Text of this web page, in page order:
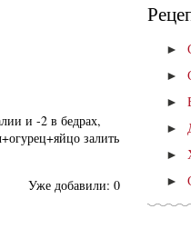
и -2 в бедрах,
залить
Уже добавили: 0
►
►
►
►
►
►